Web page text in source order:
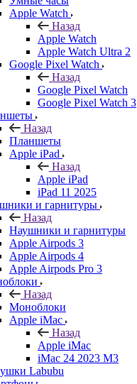
Apple Watch
Назад
Apple Watch
Apple Watch Ultra 2
Google Pixel Watch
Назад
Google Pixel Watch
Google Pixel Watch 3
Назад
Планшеты
Apple iPad
Назад
Apple iPad
iPad 11 2025
и гарнитуры
Назад
Наушники и гарнитуры
Apple Airpods 3
Apple Airpods 4
Apple Airpods Pro 3
Назад
Моноблоки
Apple iMac
Назад
Apple iMac
iMac 24 2023 M3
Labubu